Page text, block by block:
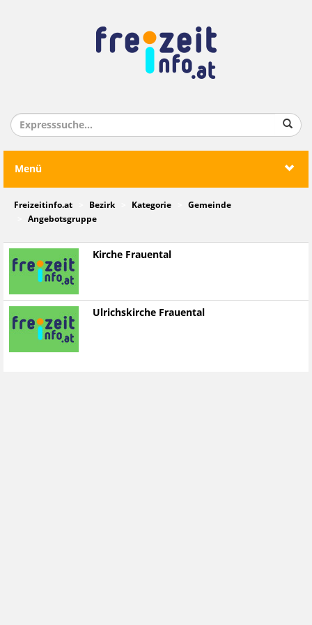
Menü
Freizeitinfo.at Bezirk Kategorie
Gemeinde
Angebotsgruppe
Kirche Frauental
Ulrichskirche Frauental